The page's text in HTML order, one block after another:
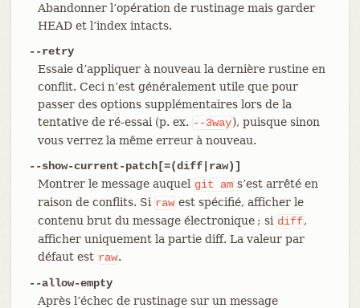
Abandonner l’opération de rustinage mais garder
HEAD et l’index intacts.
--retry
Essaie d’appliquer à nouveau la dernière rustine en
conflit. Ceci n’est généralement utile que pour
passer des options supplémentaires lors de la
tentative de ré-essai (p. ex. --3way), puisque sinon
vous verrez la même erreur à nouveau.
--show-current-patch[=(diff|raw)]
Montrer le message auquel git am s’est arrêté en
raison de conflits. Si rawest spécifié, afficher le
contenu brut du message électronique ; si diff,
afficher uniquement la partie diff. La valeur par
défaut est raw.
--allow-empty
Après l’échec de rustinage sur un message